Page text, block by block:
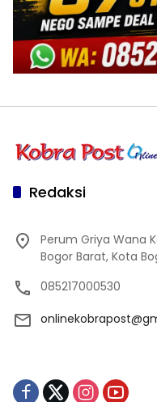
Redaksi
Perum Griya Wana
Bogor Barat, Kota
085217000530